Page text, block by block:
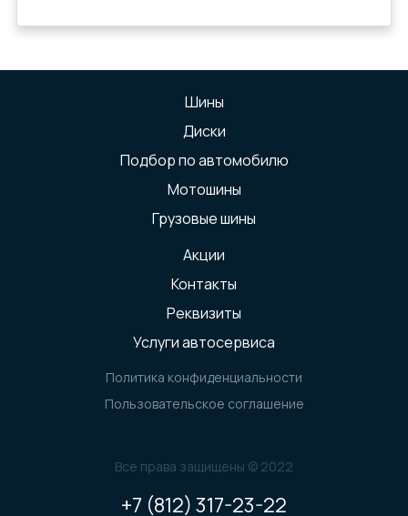
Шины
Диски
Подбор по автомобилю
Мотошины
Грузовые шины
Акции
Контакты
Реквизиты
Услуги автосервиса
Политика конфиденциальности
Пользовательское соглашение
Все права защищены © 2022
+7 (812) 317-23-22